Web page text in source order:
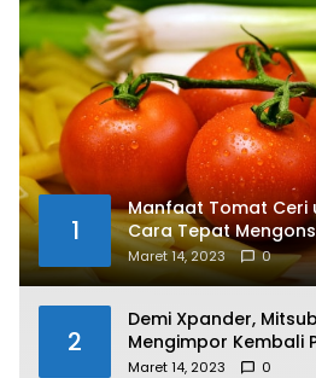
1
Manfaat Tomat Ceri
Cara Tepat
Maret 14, 2023 0
2
Demi Xpander,
Mengimpor Kembali
Maret 14, 2023 0